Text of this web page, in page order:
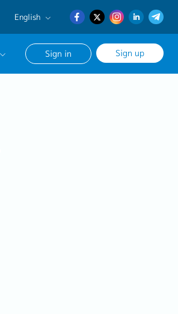
English
English
日本語
Sign in Sign up